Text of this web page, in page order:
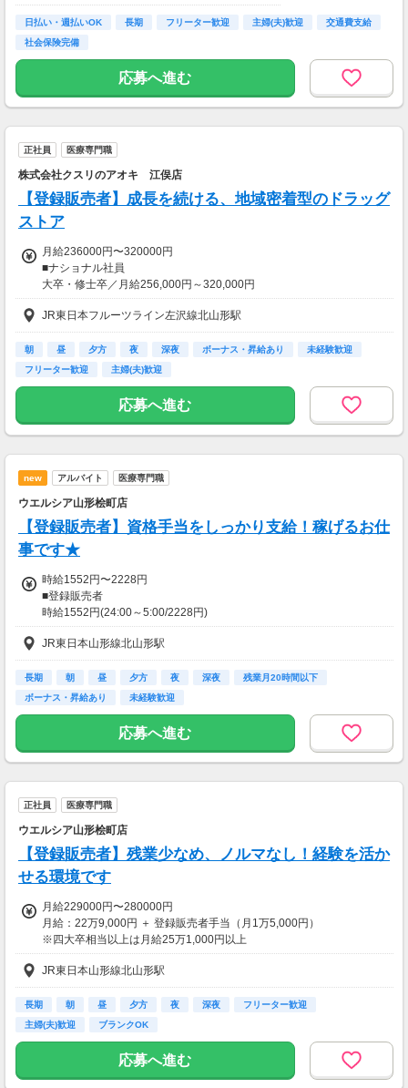
＜給与例＞
【オペレーター】
時給1,300円×8h×22日＝228,800円
【管理者(SV)】
時給1,400円×8h×22日＝246,400円
日払い・週払いOK 長期 フリーター歓迎 主婦(夫)歓迎
交通費支給
社会保険完備
応募へ進む
正社員 医療専門職
株式会社クスリのアオキ 江俣店
【登録販売者】成長を続ける、地域密着型のドラッグ
ストア
月給236000円〜320000円
■ナショナル社員
大卒・修士卒／月給256,000円～320,000円
高校・短大・専門卒／月給236,000円～320,000円
～年収例～
年収356万円／入社1年目
年収500万円／入社3年目・店長
一部支給
JR東日本フルーツライン左沢線北山形駅
朝 昼 夕方 夜 深夜 ボーナス・昇給あり
未経験歓迎
フリーター歓迎
主婦(夫)歓迎
応募へ進む
new アルバイト 医療専門職
ウエルシア山形桧町店
【登録販売者】資格手当をしっかり支給！稼げるお仕
事です★
時給1552円〜2228円
■登録販売者
時給1552円(24:00～5:00/2228円)
※深夜割増含む
※管理者要件を満たしている方
昇格に応じて＋20～200円昇給あり
※高校生は対象外
【交通費】
JR東日本山形線北山形駅
長期 朝 昼 夕方 夜 深夜
残業月20時間以下
ボーナス・昇給あり
未経験歓迎
応募へ進む
正社員 医療専門職
ウエルシア山形桧町店
【登録販売者】残業少なめ、ノルマなし！経験を活か
せる環境です
月給229000円〜280000円
月給：22万9,000円 ＋ 登録販売者手当（月1万5,000円）
※四大卒相当以上は月給25万1,000円以上
※能力・経験を考慮の上、当社規定に基づき決定
※残業代は別途支給(全額支給)
※法定研修中の場合、登録販売者手当月5,000円
※賞与は勤務区分により異なります
503万円／35歳／店長（月給28万円＋賞与2回＋諸手当）
※ナショナル職の選択、登録販売者管理者要件を満たしている想定年
JR東日本山形線北山形駅
長期 朝 昼 夕方 夜 深夜
フリーター歓迎
主婦(夫)歓迎
ブランクOK
応募へ進む